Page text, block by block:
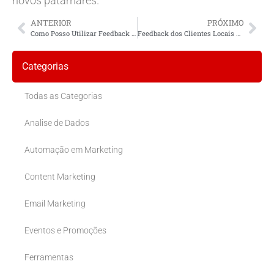
ANTERIOR
Como Posso Utilizar Feedback dos Clientes Locais para Aprimorar o Site?
PRÓXIMO
Feedback dos Clientes Locais em Design de Site
Categorias
Todas as Categorias
Analise de Dados
Automação em Marketing
Content Marketing
Email Marketing
Eventos e Promoções
Ferramentas